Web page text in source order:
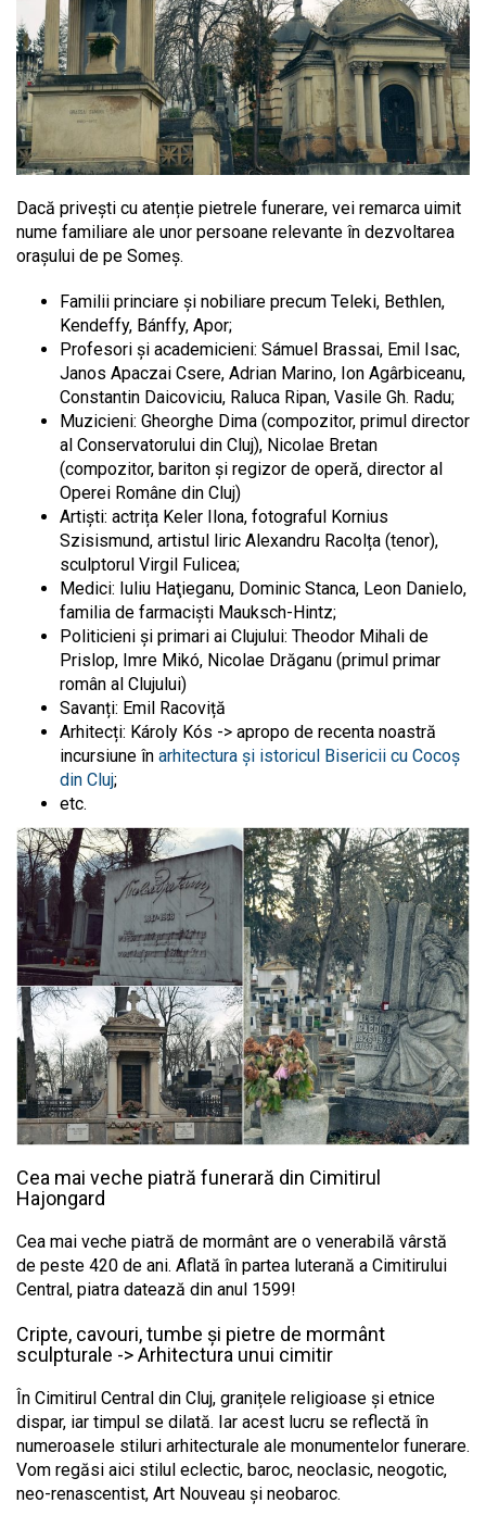
Dacă privești cu atenție pietrele funerare, vei remarca uimit
nume familiare ale unor persoane relevante în dezvoltarea
orașului de pe Someș.
Familii princiare și nobiliare precum Teleki, Bethlen,
Kendeffy, Bánffy, Apor;
Profesori și academicieni: Sámuel Brassai, Emil Isac,
Janos Apaczai Csere, Adrian Marino, Ion Agârbiceanu,
Constantin Daicoviciu, Raluca Ripan, Vasile Gh. Radu;
Muzicieni: Gheorghe Dima (compozitor, primul director
al Conservatorului din Cluj), Nicolae Bretan
(compozitor, bariton și regizor de operă, director al
Operei Române din Cluj)
Artiști: actrița Keler Ilona, fotograful Kornius
Szisismund, artistul liric Alexandru Racolța (tenor),
sculptorul Virgil Fulicea;
Medici: Iuliu Haţieganu, Dominic Stanca, Leon Danielo,
familia de farmaciști Mauksch-Hintz;
Politicieni și primari ai Clujului: Theodor Mihali de
Prislop, Imre Mikó, Nicolae Drăganu (primul primar
român al Clujului)
Savanți: Emil Racoviță
Arhitecți: Károly Kós -> apropo de recenta noastră
incursiune în arhitectura și istoricul Bisericii cu Cocoș
din Cluj;
etc.
Cea mai veche piatră funerară din Cimitirul
Hajongard
Cea mai veche piatră de mormânt are o venerabilă vârstă
de peste 420 de ani. Aflată în partea luterană a Cimitirului
Central, piatra datează din anul 1599!
Cripte, cavouri, tumbe și pietre de mormânt
sculpturale -> Arhitectura unui cimitir
În Cimitirul Central din Cluj, granițele religioase și etnice
dispar, iar timpul se dilată. Iar acest lucru se reflectă în
numeroasele stiluri arhitecturale ale monumentelor funerare.
Vom regăsi aici stilul eclectic, baroc, neoclasic, neogotic,
neo-renascentist, Art Nouveau și neobaroc.